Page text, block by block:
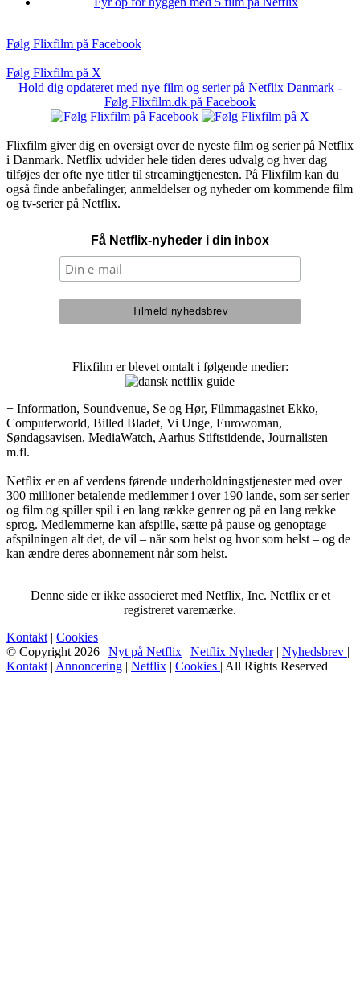
Følg Flixfilm på Facebook
Følg Flixfilm på X
Hold dig opdateret med nye film og serier på Netflix Danmark -
Følg Flixfilm.dk på Facebook
Flixfilm giver dig en oversigt over de nyeste film og serier på Netflix
i Danmark. Netflix udvider hele tiden deres udvalg og hver dag
tilføjes der ofte nye titler til streamingtjenesten. På Flixfilm kan du
også finde anbefalinger, anmeldelser og nyheder om kommende film
og tv-serier på Netflix.
Få Netflix-nyheder i din inbox
Flixfilm er blevet omtalt i følgende medier:
+ Information, Soundvenue, Se og Hør, Filmmagasinet Ekko,
Computerworld, Billed Bladet, Vi Unge, Eurowoman,
Søndagsavisen, MediaWatch, Aarhus Stiftstidende, Journalisten
m.fl.
Netflix er en af verdens førende underholdningstjenester med over
300 millioner betalende medlemmer i over 190 lande, som ser serier
og film og spiller spil i en lang række genrer og på en lang række
sprog. Medlemmerne kan afspille, sætte på pause og genoptage
afspilningen alt det, de vil – når som helst og hvor som helst – og de
kan ændre deres abonnement når som helst.
Denne side er ikke associeret med Netflix, Inc. Netflix er et
registreret varemærke.
Kontakt | Cookies
© Copyright 2026 | Nyt på Netflix | Netflix Nyheder| Nyhedsbrev |
Kontakt | Annoncering | Netflix | Cookies | All Rights Reserved